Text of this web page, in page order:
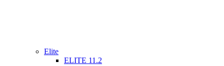
Elite
ELITE 11.2